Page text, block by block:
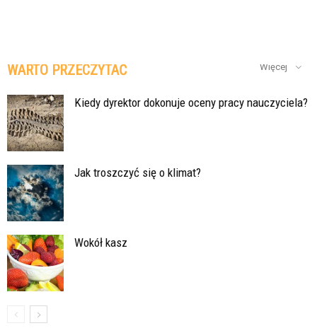
WARTO PRZECZYTAĆ Więcej
Kiedy dyrektor dokonuje oceny pracy nauczyciela?
Jak troszczyć się o klimat?
Wokół kasz